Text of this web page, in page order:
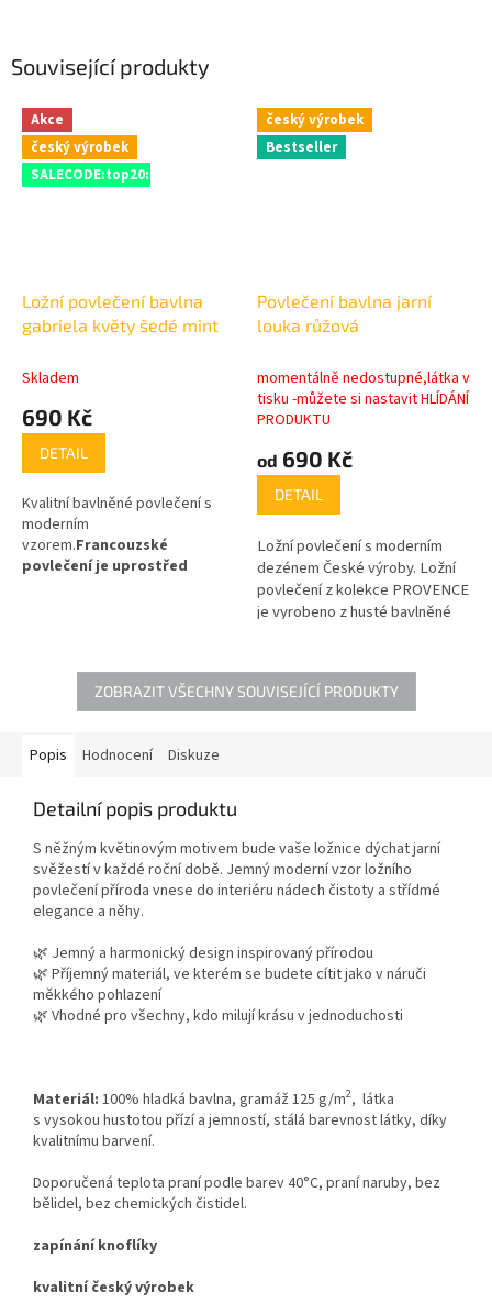
Související produkty
Akce
český výrobek
SALECODE:top20:20:%
Ložní povlečení bavlna
gabriela květy šedé mint
Skladem
690 Kč
DETAIL
Kvalitní bavlněné povlečení s
moderním
vzorem.Francouzské
povlečení je uprostřed
český výrobek
Bestseller
Povlečení bavlna jarní
louka růžová
momentálně nedostupné,látka v
tisku -můžete si nastavit HLÍDÁNÍ
PRODUKTU
od 690 Kč
DETAIL
Ložní povlečení s moderním
dezénem České výroby. Ložní
povlečení z kolekce PROVENCE
je vyrobeno z husté bavlněné
květinovými vzory.(gramáž)
tkaniny je 110g/m2
ZOBRAZIT VŠECHNY SOUVISEJÍCÍ PRODUKTY
Popis Hodnocení Diskuze
Detailní popis produktu
S něžným květinovým motivem bude vaše ložnice dýchat jarní
svěžestí v každé roční době. Jemný moderní vzor ložního
povlečení příroda vnese do interiéru nádech čistoty a střídmé
elegance a něhy.
🌿 Jemný a harmonický design inspirovaný přírodou
🌿 Příjemný materiál, ve kterém se budete cítit jako v náruči
měkkého pohlazení
🌿 Vhodné pro všechny, kdo milují krásu v jednoduchosti
Materiál: 100% hladká bavlna, gramáž 125 g/m2, látka
s vysokou hustotou přízí a jemností, stálá barevnost látky, díky
kvalitnímu barvení.
Doporučená teplota praní podle barev 40°C, praní naruby, bez
bělidel, bez chemických čistidel.
zapínání knoflíky
kvalitní český výrobek